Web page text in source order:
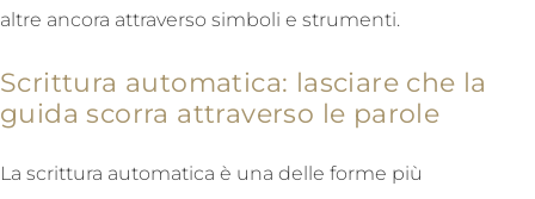
altre ancora attraverso simboli e strumenti.
Scrittura automatica: lasciare che la
guida scorra attraverso le parole
La scrittura automatica è una delle forme più